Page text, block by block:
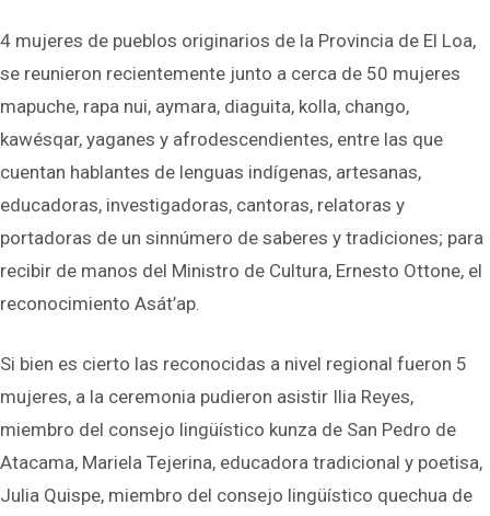
4 mujeres de pueblos originarios de la Provincia de El Loa,
se reunieron recientemente junto a cerca de 50 mujeres
mapuche, rapa nui, aymara, diaguita, kolla, chango,
kawésqar, yaganes y afrodescendientes, entre las que
cuentan hablantes de lenguas indígenas, artesanas,
educadoras, investigadoras, cantoras, relatoras y
portadoras de un sinnúmero de saberes y tradiciones; para
recibir de manos del Ministro de Cultura, Ernesto Ottone, el
reconocimiento Asát’ap.
Si bien es cierto las reconocidas a nivel regional fueron 5
mujeres, a la ceremonia pudieron asistir Ilia Reyes,
miembro del consejo lingüístico kunza de San Pedro de
Atacama, Mariela Tejerina, educadora tradicional y poetisa,
Julia Quispe, miembro del consejo lingüístico quechua de